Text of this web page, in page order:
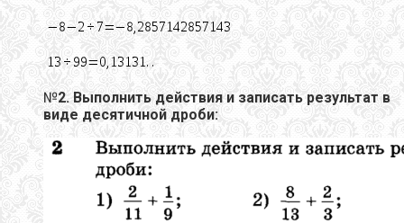
№2. Выполнить действия и записать результат в
виде десятичной дроби: